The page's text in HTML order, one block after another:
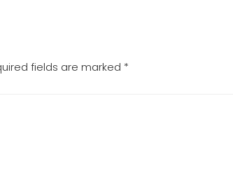
fields are marked *